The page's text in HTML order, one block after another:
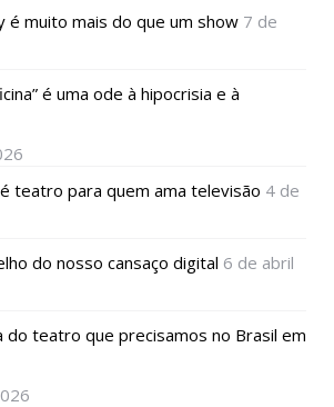
é muito mais do que um show 7 de
é uma ode à hipocrisia e à
é teatro para quem ama televisão 4 de
do nosso cansaço digital 6 de abril
do teatro que precisamos no Brasil em